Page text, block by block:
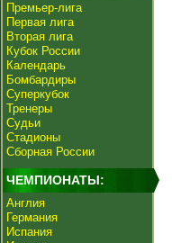
Премьер-лига
Первая лига
Вторая лига
Кубок России
Календарь
Бомбардиры
Суперкубок
Тренеры
Судьи
Стадионы
Сборная России
ЧЕМПИОНАТЫ:
Англия
Германия
Испания